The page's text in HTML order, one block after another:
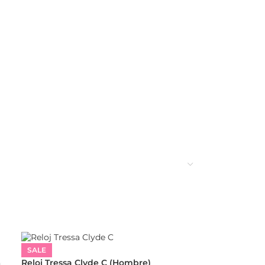
SALE
Reloj Tressa Clyde C (Hombre)